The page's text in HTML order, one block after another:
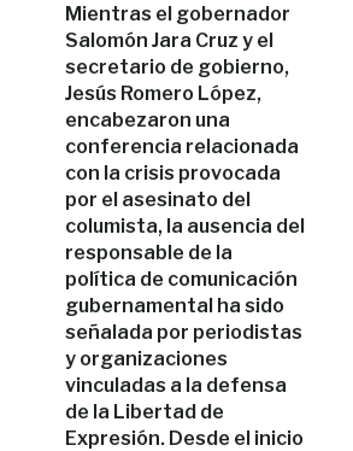
Mientras el gobernador
Salomón Jara Cruz y el
secretario de gobierno,
Jesús Romero López,
encabezaron una
conferencia relacionada
con la crisis provocada
por el asesinato del
columista, la ausencia del
responsable de la
política de comunicación
gubernamental ha sido
señalada por periodistas
y organizaciones
vinculadas a la defensa
de la Libertad de
Expresión. Desde el inicio